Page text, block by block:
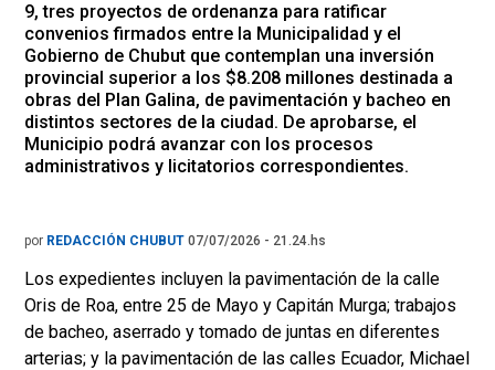
9, tres proyectos de ordenanza para ratificar
convenios firmados entre la Municipalidad y el
Gobierno de Chubut que contemplan una inversión
provincial superior a los $8.208 millones destinada a
obras del Plan Galina, de pavimentación y bacheo en
distintos sectores de la ciudad. De aprobarse, el
Municipio podrá avanzar con los procesos
administrativos y licitatorios correspondientes.
por REDACCIÓN CHUBUT 07/07/2026 - 21.24.hs
Los expedientes incluyen la pavimentación de la calle
Oris de Roa, entre 25 de Mayo y Capitán Murga; trabajos
de bacheo, aserrado y tomado de juntas en diferentes
arterias; y la pavimentación de las calles Ecuador, Michael